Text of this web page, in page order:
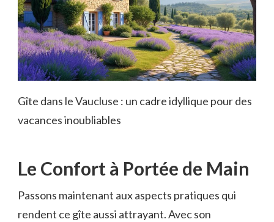
Gîte dans le Vaucluse : un cadre idyllique pour des
vacances inoubliables
Le Confort à Portée de Main
Passons maintenant aux aspects pratiques qui
rendent ce gîte aussi attrayant. Avec son